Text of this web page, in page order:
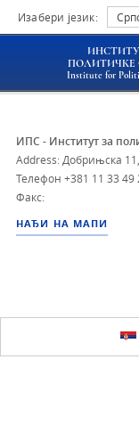
Изабери језик:
ПОЛИТИЧКЕ
Institute for
ИПС - Институт за
Address: Добрињска
Телефон +381 11 33 49
Факс:
НАЂИ НА МАПИ